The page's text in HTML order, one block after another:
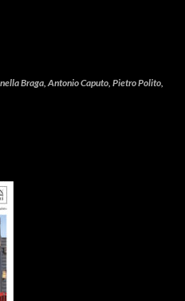
Braga, Antonio Caputo, Pietro Polito,